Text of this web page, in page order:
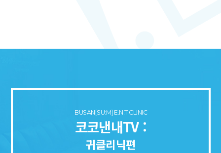
BUSAN[SU:M] E.N.T CLINIC
코코낸내TV :
귀클리닉편